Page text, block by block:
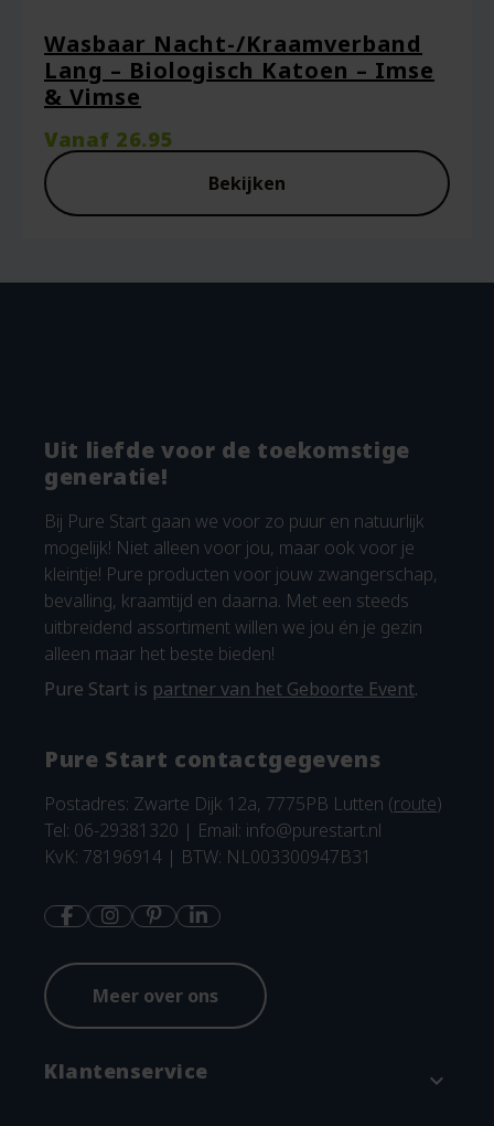
Wasbaar Nacht-/Kraamverband
Lang – Biologisch Katoen – Imse
& Vimse
Vanaf 26.95
Bekijken
Uit liefde voor de toekomstige
generatie!
Bij Pure Start gaan we voor zo puur en natuurlijk
mogelijk! Niet alleen voor jou, maar ook voor je
kleintje! Pure producten voor jouw zwangerschap,
bevalling, kraamtijd en daarna. Met een steeds
uitbreidend assortiment willen we jou én je gezin
alleen maar het beste bieden!
Pure Start is partner van het Geboorte Event.
Pure Start contactgegevens
Postadres: Zwarte Dijk 12a, 7775PB Lutten (route)
Tel: 06-29381320 | Email: info@purestart.nl
KvK: 78196914 | BTW: NL003300947B31
Meer over ons
Klantenservice expand_more